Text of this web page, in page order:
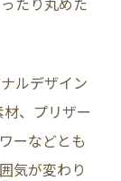
ルデザイン
、プリザー
ーなどとも
気が変わり